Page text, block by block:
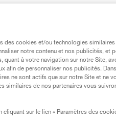
avant de le
des cookies et/ou technologies
notre contenu et nos publicités, et
quant à votre navigation sur notre Site,
afin de personnaliser nos publicités.
ne sont actifs que sur notre Site et ne
similaires de nos partenaires vous
sur le lien « Paramètres des